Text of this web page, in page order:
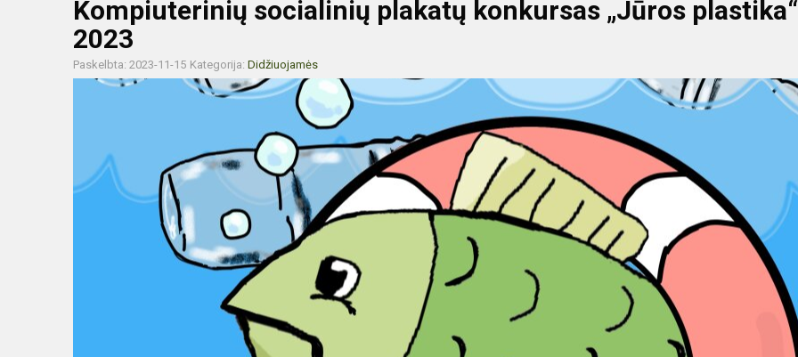
Kompiuterinių socialinių plakatų konkursas „Jūros plastika“
2023
Paskelbta: 2023-11-15 Kategorija: Didžiuojamės